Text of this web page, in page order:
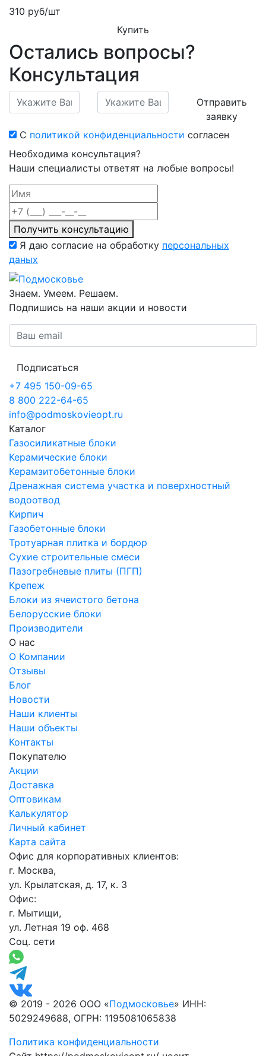
310 руб/шт
Купить
Остались вопросы?
Консультация
Отправить
заявку
С политикой конфиденциальности согласен
Необходима консультация?
Наши специалисты ответят на любые вопросы!
Получить консультацию
Я даю согласие на обработку персональных
даных
Знаем. Умеем. Решаем.
Подпишись на наши акции и новости
Подписаться
+7 495 150-09-65
8 800 222-64-65
info@podmoskovieopt.ru
Каталог
Газосиликатные блоки
Керамические блоки
Керамзитобетонные блоки
Дренажная система участка и поверхностный
водоотвод
Кирпич
Газобетонные блоки
Тротуарная плитка и бордюр
Сухие строительные смеси
Пазогребневые плиты (ПГП)
Крепеж
Блоки из ячеистого бетона
Белорусские блоки
Производители
О нас
О Компании
Отзывы
Блог
Новости
Наши клиенты
Наши объекты
Контакты
Покупателю
Акции
Доставка
Оптовикам
Калькулятор
Личный кабинет
Карта сайта
Офис для корпоративных клиентов:
г. Москва,
ул. Крылатская, д. 17, к. 3
Офис:
г. Мытищи,
ул. Летная 19 оф. 468
Соц. сети
© 2019 - 2026 ООО «Подмосковье» ИНН:
5029249688, ОГРН: 1195081065838
Политика конфиденциальности